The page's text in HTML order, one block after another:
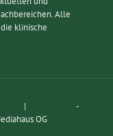
Alle
klinische
|
-
OG